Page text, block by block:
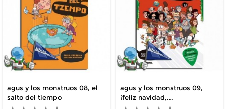
agus y los monstruos 08, el
salto del tiempo
agus y los monstruos 09,
¡feliz navidad,...